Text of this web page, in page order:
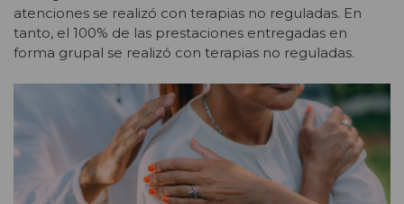
atenciones se realizó con terapias no reguladas. En
tanto, el 100% de las prestaciones entregadas en
forma grupal se realizó con terapias no reguladas.